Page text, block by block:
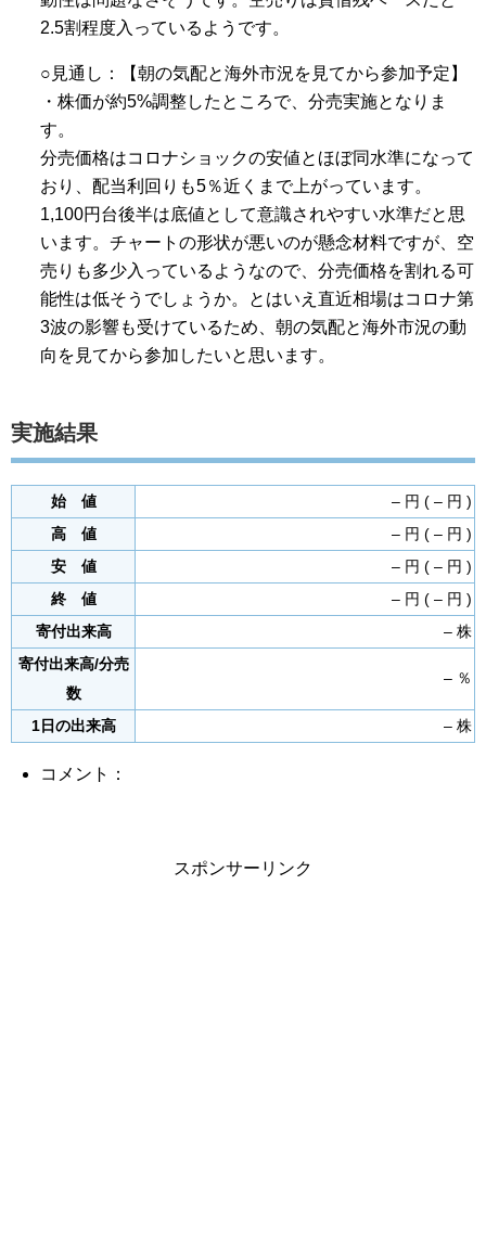
2.5割程度入っているようです。
○見通し：【朝の気配と海外市況を見てから参加予定】
・株価が約5%調整したところで、分売実施となりま
す。
分売価格はコロナショックの安値とほぼ同水準になって
おり、配当利回りも5％近くまで上がっています。
1,100円台後半は底値として意識されやすい水準だと思
います。チャートの形状が悪いのが懸念材料ですが、空
売りも多少入っているようなので、分売価格を割れる可
能性は低そうでしょうか。とはいえ直近相場はコロナ第
3波の影響も受けているため、朝の気配と海外市況の動
向を見てから参加したいと思います。
実施結果
始 値
– 円 ( – 円 )
高 値
– 円 ( – 円 )
安 値
– 円 ( – 円 )
終 値
– 円 ( – 円 )
寄付出来高
– 株
寄付出来高/分売
数
– ％
1日の出来高 – 株
コメント：
スポンサーリンク